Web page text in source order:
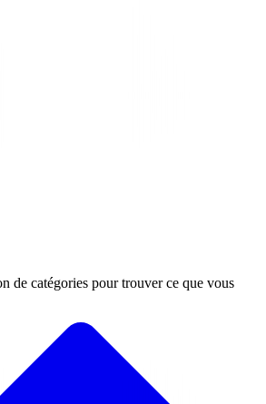
de catégories pour trouver ce que vous